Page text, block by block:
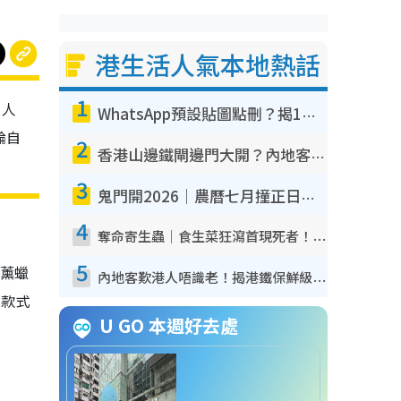
自
蠟
式
港生活人氣本地熱話
1 WhatsApp預設貼圖點刪？揭1招「反向操作」還原簡潔介面 附3步實測教學
2 香港山邊鐵閘邊門大開？內地客困惑意義何在！網民神回覆：呢種叫法理性防禦
3 鬼門開2026｜農曆七月撞正日全食特別邪？專家警告切忌做一事！揭4大禁忌+2招保平安
4 奪命寄生蟲｜食生菜狂瀉首現死者！疫潮惡化錄1.8萬宗病例 揭洗菜3大謬誤
5 內地客歎港人唔識老！揭港鐵保鮮級冷氣 港人求放過：咪投訴
U GO 本週好去處